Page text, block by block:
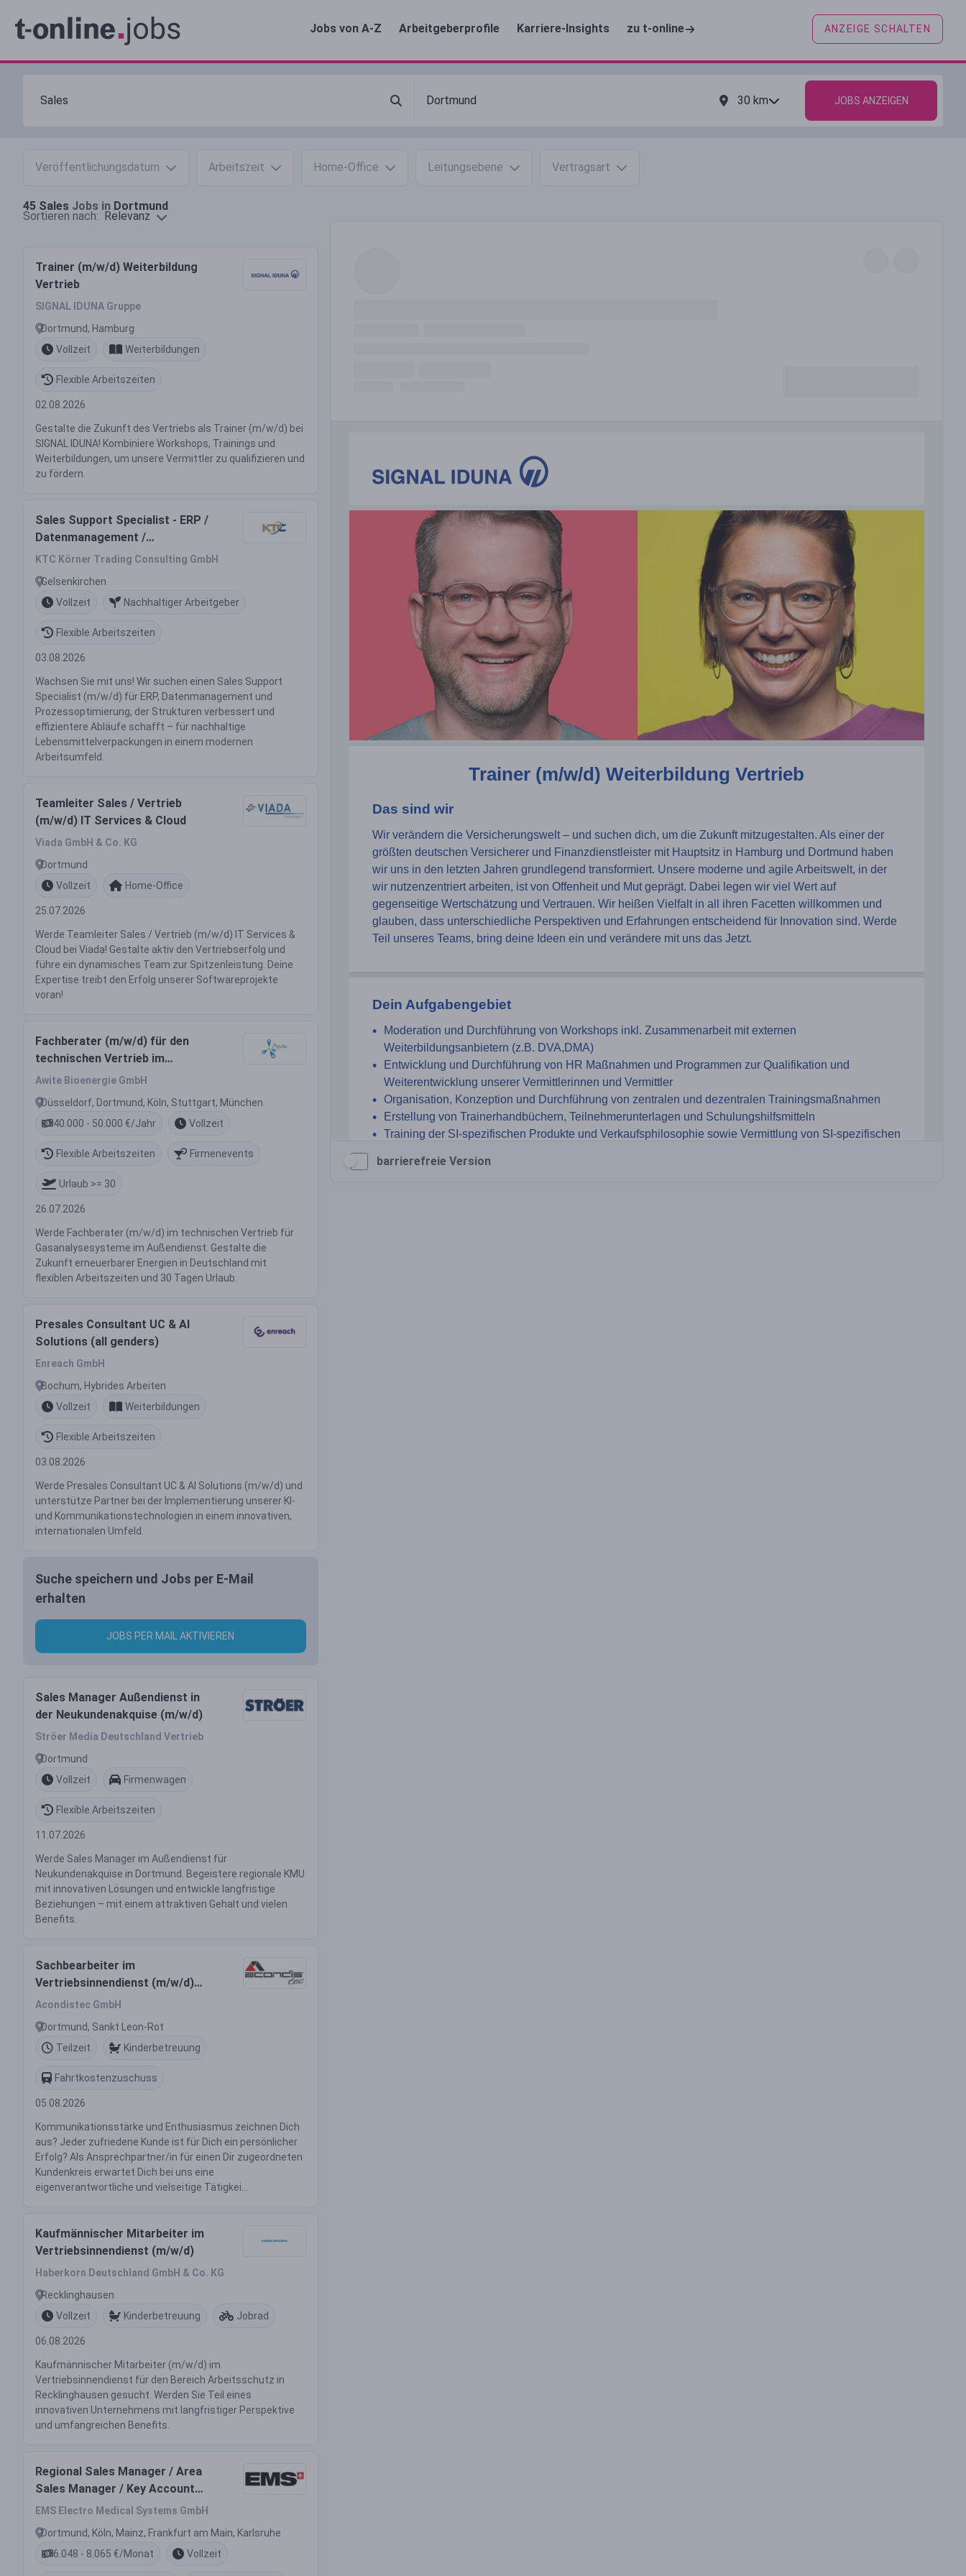
Jobs von A-Z Arbeitgeberprofile Karriere-Insights zu t-online ANZEIGE SCHALTEN
30 km JOBS ANZEIGEN
Veröffentlichungsdatum Arbeitszeit Home-Office Leitungsebene Vertragsart
45 Sales Jobs in Dortmund
Sortieren nach: Relevanz
Trainer (m/w/d) Weiterbildung
Vertrieb
SIGNAL IDUNA Gruppe
Dortmund, Hamburg
Vollzeit
Weiterbildungen
Flexible Arbeitszeiten
02.08.2026
Gestalte die Zukunft des Vertriebs als Trainer (m/w/d) bei
SIGNAL IDUNA! Kombiniere Workshops, Trainings und
Weiterbildungen, um unsere Vermittler zu qualifizieren und
zu fördern.
Sales Support Specialist - ERP /
Datenmanagement /
Prozessoptimierung (m/w/d)
KTC Körner Trading Consulting GmbH
Gelsenkirchen
Vollzeit
Nachhaltiger Arbeitgeber
Flexible Arbeitszeiten
03.08.2026
Wachsen Sie mit uns! Wir suchen einen Sales Support
Specialist (m/w/d) für ERP, Datenmanagement und
Prozessoptimierung, der Strukturen verbessert und
effizientere Abläufe schafft – für nachhaltige
Lebensmittelverpackungen in einem modernen
Arbeitsumfeld.
Teamleiter Sales / Vertrieb
(m/w/d) IT Services & Cloud
Viada GmbH & Co. KG
Dortmund
Vollzeit
Home-Office
25.07.2026
Werde Teamleiter Sales / Vertrieb (m/w/d) IT Services &
Cloud bei Viada! Gestalte aktiv den Vertriebserfolg und
führe ein dynamisches Team zur Spitzenleistung. Deine
Expertise treibt den Erfolg unserer Softwareprojekte
voran!
Fachberater (m/w/d) für den
technischen Vertrieb im
Außendienst
Awite Bioenergie GmbH
Düsseldorf, Dortmund, Köln, Stuttgart, München
40.000 - 50.000 €/Jahr
Vollzeit
Flexible Arbeitszeiten Firmenevents
Urlaub >= 30
26.07.2026
Werde Fachberater (m/w/d) im technischen Vertrieb für
Gasanalysesysteme im Außendienst. Gestalte die
Zukunft erneuerbarer Energien in Deutschland mit
flexiblen Arbeitszeiten und 30 Tagen Urlaub.
Presales Consultant UC & AI
Solutions (all genders)
Enreach GmbH
Bochum, Hybrides Arbeiten
Vollzeit
Weiterbildungen
Flexible Arbeitszeiten
03.08.2026
Werde Presales Consultant UC & AI Solutions (m/w/d) und
unterstütze Partner bei der Implementierung unserer KI-
und Kommunikationstechnologien in einem innovativen,
internationalen Umfeld.
Suche speichern und Jobs per E-Mail
erhalten
JOBS PER MAIL AKTIVIEREN
Sales Manager Außendienst in
der Neukundenakquise (m/w/d)
Ströer Media Deutschland Vertrieb
Dortmund
Vollzeit
Firmenwagen
Flexible Arbeitszeiten
11.07.2026
Werde Sales Manager im Außendienst für
Neukundenakquise in Dortmund. Begeistere regionale KMU
mit innovativen Lösungen und entwickle langfristige
Beziehungen – mit einem attraktiven Gehalt und vielen
Benefits.
Sachbearbeiter im
Vertriebsinnendienst (m/w/d)
Teilzeit
Acondistec GmbH
Dortmund, Sankt Leon-Rot
Teilzeit
Kinderbetreuung
Fahrtkostenzuschuss
05.08.2026
Kommunikationsstärke und Enthusiasmus zeichnen Dich
aus? Jeder zufriedene Kunde ist für Dich ein persönlicher
Erfolg? Als Ansprechpartner/in für einen Dir zugeordneten
Kundenkreis erwartet Dich bei uns eine
eigenverantwortliche und vielseitige Tätigkei...
Kaufmännischer Mitarbeiter im
Vertriebsinnendienst (m/w/d)
Haberkorn Deutschland GmbH & Co. KG
Recklinghausen
Vollzeit
Kinderbetreuung Jobrad
06.08.2026
Kaufmännischer Mitarbeiter (m/w/d) im
Vertriebsinnendienst für den Bereich Arbeitsschutz in
Recklinghausen gesucht. Werden Sie Teil eines
innovativen Unternehmens mit langfristiger Perspektive
und umfangreichen Benefits.
Regional Sales Manager / Area
Sales Manager / Key Account
Manager (m/w/d)
EMS Electro Medical Systems GmbH
Dortmund, Köln, Mainz, Frankfurt am Main, Karlsruhe
6.048 - 8.065 €/Monat
Vollzeit
barrierefreie Version